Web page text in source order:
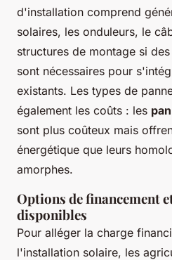
d'installation comprend
solaires, les onduleurs, le
structures de montage si
sont nécessaires pour
existants. Les types de
également les coûts : les
sont plus coûteux mais
énergétique que leurs
amorphes.
Options de financement
disponibles
Pour alléger la charge
l'installation solaire, les